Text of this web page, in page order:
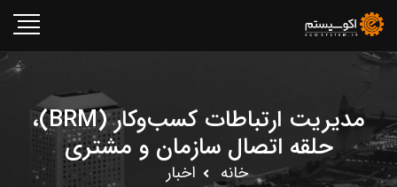
مدیریت ارتباطات کسب‌وکار (BRM)،
حلقه اتصال سازمان و مشتری
خانه اخبار